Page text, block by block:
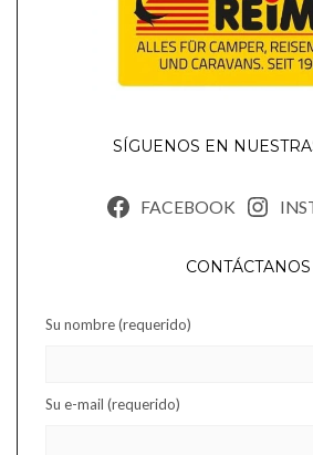
SÍGUENOS EN
FACEBOOK
CONTÁCTANOS
Su nombre (requerido)
Su e-mail (requerido)